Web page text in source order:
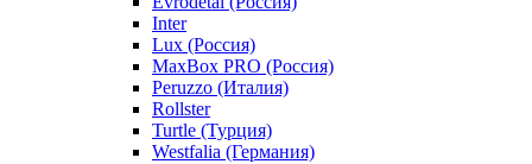
Inter
Lux (Россия)
MaxBox PRO (Россия)
Peruzzo (Италия)
Rollster
Turtle (Турция)
Westfalia (Германия)